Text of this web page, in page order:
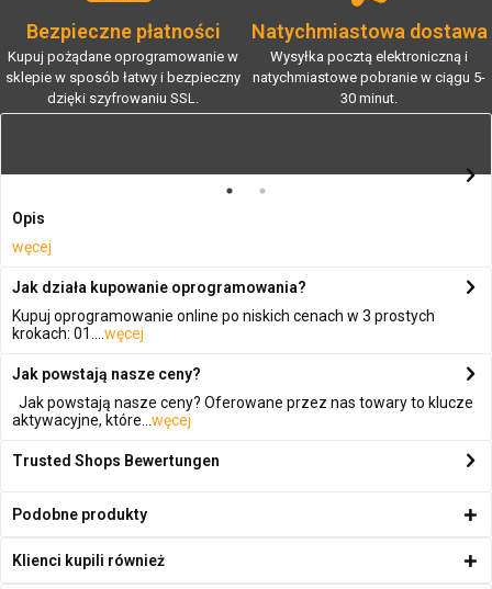
Bezpieczne płatności
Kupuj pożądane oprogramowanie w
sklepie w sposób łatwy i bezpieczny
dzięki szyfrowaniu SSL.
Natychmiastowa dostawa
Wysyłka pocztą elektroniczną i
natychmiastowe pobranie w ciągu 5-
30 minut.
Opis
węcej
Jak działa kupowanie oprogramowania?
Kupuj oprogramowanie online po niskich cenach w 3 prostych
krokach: 01.... węcej
Jak powstają nasze ceny?
Jak powstają nasze ceny? Oferowane przez nas towary to klucze
aktywacyjne, które... węcej
Trusted Shops Bewertungen
Podobne produkty
Klienci kupili również